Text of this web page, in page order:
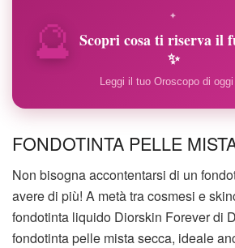
🔮 ✦
Scopri cosa ti riserva il
✨
Leggi il tuo Oroscopo di
FONDOTINTA PELLE
Non bisogna accontentarsi di un
avere di più! A metà tra cosmesi e
fondotinta liquido Diorskin Forever di
fondotinta pelle mista secca, ideale